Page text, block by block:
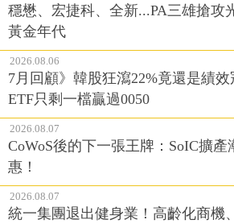
穩懋、宏捷科、全新...PA三雄搶攻
黃金年代
2026.08.06
7月回顧》韓股狂瀉22%竟還是績
ETF只剩一檔贏過0050
2026.08.07
CoWoS後的下一張王牌：SoIC擴
惠！
2026.08.07
統一集團退出健身業！高齡化商機